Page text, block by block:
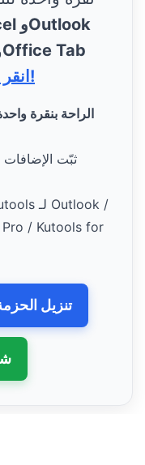
Office Tab
انقر للتنزيل الآن!
الراحة بنقرة
/ Kutools for
⬇ تنزيل